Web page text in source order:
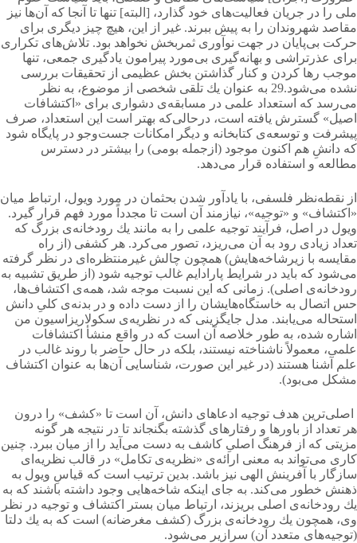
ملی را در جریان فعالیت‌های خود گذارد، [البته] تنها تا آنجا كه آن‌ها نیز
مقاصد شهروندان را به پیش ببرند. غیر از این، هیچ چیز دیگری برای
حركت بی‌پایان در جهت نوآوری ثمربخش نخواهد بود. تلاش‌های تكراری
برای عذرتراشی و بهانه‌گیری بی‌مورد پیرامون یادگیری جمعی، تنها
موجب رها كردن و كنار گذاشتن بخش عظیمی از تحقیقات بررسی
نشده می‌شود.29 به عنوان یك تلقی شخصی از موضوع، به نظر
می‌رسد كه استعداد علمی در مسابقه‌ی دشواری برای «اكتشافات
اصیل» گسترش یافته است، درحالی‌که بهتر است این استعداد، صرف
پیشرفت و توسعه‌ی كتابخانه و دیگر امكانات جست‌وجو در پایگاه شود
كه دانشِ هم اكنون موجود (ازجمله بومی) را بیشتر در دسترس
مطالعه و استفاده قرار می‌دهد.
از نقطه‌نظر فلسفی، با یادآور شدن بحثمان در مورد ویول، ارتباط میان
«اكتشاف» و «توجیه»، نیازمند آن است تا مجدداً مورد فهم قرار گیرد.
ویول در اصل، فرآیند توجیه علمی را به مانند یك رودخانه‌ی بزرگ كه
تعداد زیادی رود به آن می‌ریزد، تصور می‌کرد. هر كشفی (از راه
مقایسه با زیرشاخه‌هایش) همچون چالش غیرمنتظره‌ای در نظر گرفته
می‌شود كه باید در شرایط پارادایم غالب توجیه شود (از طریق تشبیه به
رودخانه‌ی اصلی). زمانی كه این نسبت موجه شد، همه‌ی اکتشاف‌ها،
حس اتصال به خاستگاه‌هایشان را از دست داده و در بدنه‌ی كلیِ دانش
استحاله می‌یابند. مدل جایگزینی كه در نظریه‌ی سكولاریزاسیون من
اشاره شده، به طور خلاصه آن است كه در واقع منشأ اكتشافات
علمی، معمولاً ناشناخته نیستند، بلكه در حال حاضر با روند غالب در
علم آشنا هستند (در غیر این صورت، شناسایی آن‌ها به عنوان اكتشاف
مشكل می‌بود).
اصلی‌ترین هدف توجیه ادعاهای دانش، آن است تا «کشف» را درون
هر تعداد از باورها و رفتارهای گذشته بگنجاند تا در نتیجه هر گونه
مزیتی كه از فرهنگ اصلیِ كاشف به دست می‌آید را از میان ببرد. چنین
كاری می‌تواند به معنی ارائه‌ی «نظریه‌ی تكامل» در قالب نظریه‌ای
سازگار با آفرینش الهی نیز باشد. بدین ترتیب است كه قیاسِ ویول به
ذهنش خطور می‌کند. به جای اینكه شاخه‌هایی وجود داشته باشند كه به
یك رودخانه‌ی اصلی بریزند، ارتباط میان بستر اكتشاف و توجیه در نظر
وی، همچون یك رودخانه‌ی بزرگ (كشف مغرضانه) است كه به یك دلتا
(توجیه‌های متعدد آن) سرازیر می‌شود.